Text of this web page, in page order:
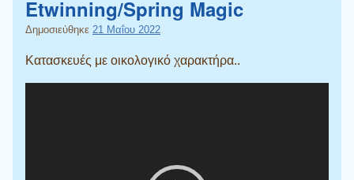
Etwinning/Spring Magic
Δημοσιεύθηκε 21 Μαΐου 2022
Κατασκευές με οικολογικό χαρακτήρα..